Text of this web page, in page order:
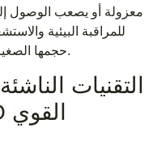
معزولة أو يصعب الوصول
للمراقبة البيئية
حجمها الصغير وموثوقيتها مفيدًا في هذه السيناريوهات.
التقنيات